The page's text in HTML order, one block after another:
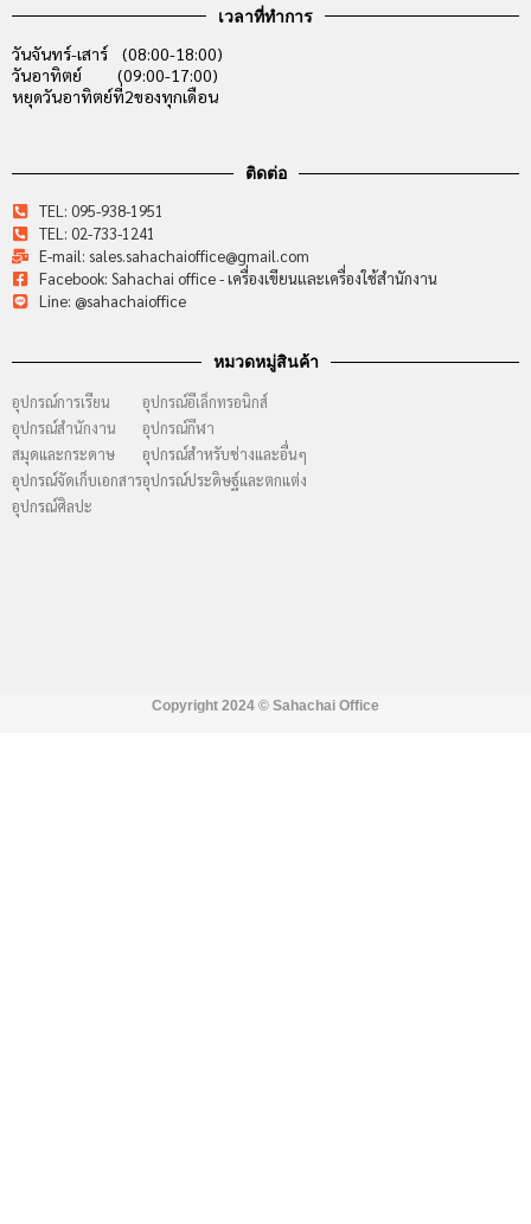
เวลาที่ทำการ
วันจันทร์-เสาร์ (08:00-18:00)
วันอาทิตย์ (09:00-17:00)
หยุดวันอาทิตย์ที่2ของทุกเดือน
ติดต่อ
TEL: 095-938-1951
TEL: 02-733-1241
E-mail: sales.sahachaioffice@gmail.com
Facebook: Sahachai office - เครื่องเขียนและเครื่องใช้สำนักงาน
Line: @sahachaioffice
หมวดหมู่สินค้า
อุปกรณ์การเรียน
อุปกรณ์สำนักงาน
สมุดและกระดาษ
อุปกรณ์จัดเก็บเอกสาร
อุปกรณ์ศิลปะ
อุปกรณ์อีเล็กทรอนิกส์
อุปกรณ์กีฬา
อุปกรณ์สำหรับช่างและอื่นๆ
อุปกรณ์ประดิษฐ์และตกแต่ง
Copyright 2024 © Sahachai Office